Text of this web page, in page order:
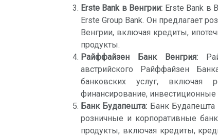
Erste Bank в Венгрии: Erste Bank в
Erste Group Bank. Он предлагает
Венгрии, включая кредиты,
продукты.
Райффайзен Банк Венгрия:
австрийского Райффайзен
банковских услуг, включая
финансирование,
Банк Будапешта: Банк
розничные и корпоративные
продукты, включая кредиты,